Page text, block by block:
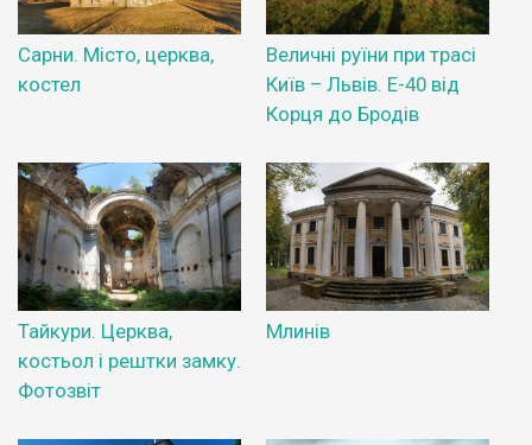
Сарни. Місто, церква,
костел
Величні руїни при трасі
Київ – Львів. Е-40 від
Корця до Бродів
Тайкури. Церква,
костьол і рештки замку.
Фотозвіт
Млинів